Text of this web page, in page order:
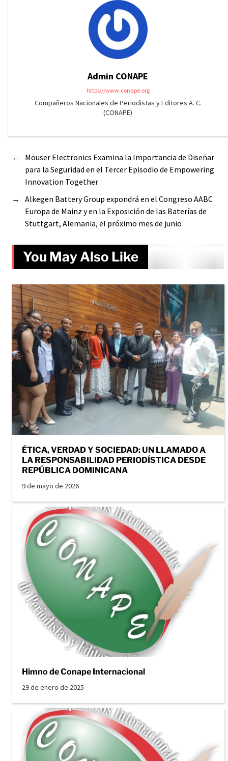
Admin CONAPE
https://www.conape.org
Compañeros Nacionales de Periodistas y Editores A. C.
(CONAPE)
←
Mouser Electronics Examina la Importancia de Diseñar
para la Seguridad en el Tercer Episodio de Empowering
Innovation Together
→
Alkegen Battery Group expondrá en el Congreso AABC
Europa de Mainz y en la Exposición de las Baterías de
Stuttgart, Alemania, el próximo mes de junio
You May Also Like
ÉTICA, VERDAD Y SOCIEDAD: UN LLAMADO A
LA RESPONSABILIDAD PERIODÍSTICA DESDE
REPÚBLICA DOMINICANA
9 de mayo de 2026
Himno de Conape Internacional
29 de enero de 2025